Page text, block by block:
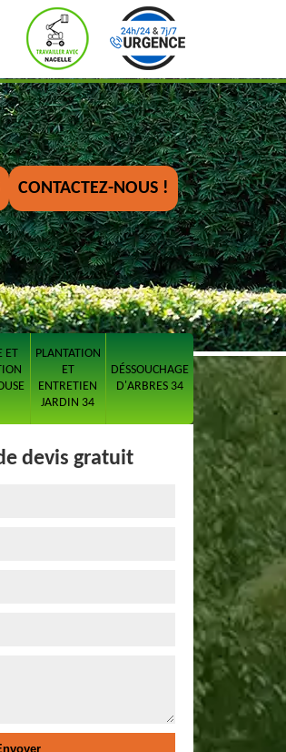
CONTACTEZ-NOUS !
ET
PLANTATION
ET
ENTRETIEN
JARDIN 34
DÉSSOUCHAGE
D'ARBRES 34
devis gratuit